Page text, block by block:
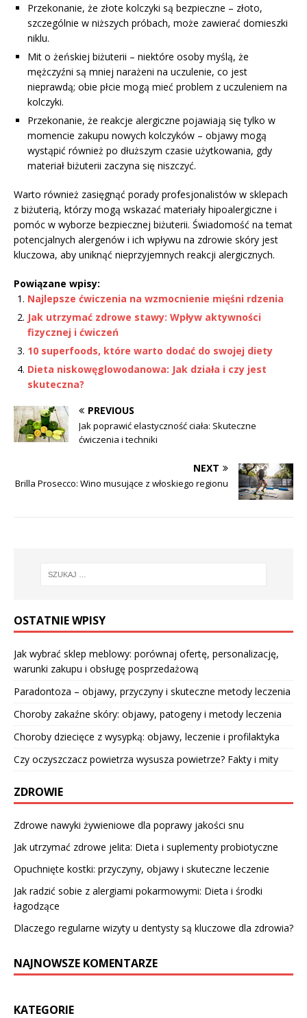
Przekonanie, że złote kolczyki są bezpieczne – złoto,
szczególnie w niższych próbach, może zawierać domieszki
niklu.
Mit o żeńskiej biżuterii – niektóre osoby myślą, że
mężczyźni są mniej narażeni na uczulenie, co jest
nieprawdą; obie płcie mogą mieć problem z uczuleniem na
kolczyki.
Przekonanie, że reakcje alergiczne pojawiają się tylko w
momencie zakupu nowych kolczyków – objawy mogą
wystąpić również po dłuższym czasie użytkowania, gdy
materiał biżuterii zaczyna się niszczyć.
Warto również zasięgnąć porady profesjonalistów w sklepach
z biżuterią, którzy mogą wskazać materiały hipoalergiczne i
pomóc w wyborze bezpiecznej biżuterii. Świadomość na temat
potencjalnych alergenów i ich wpływu na zdrowie skóry jest
kluczowa, aby uniknąć nieprzyjemnych reakcji alergicznych.
Powiązane wpisy:
Najlepsze ćwiczenia na wzmocnienie mięśni rdzenia
Jak utrzymać zdrowe stawy: Wpływ aktywności
fizycznej i ćwiczeń
10 superfoods, które warto dodać do swojej diety
Dieta niskowęglowodanowa: Jak działa i czy jest
skuteczna?
PREVIOUS
Jak poprawić elastyczność ciała: Skuteczne
ćwiczenia i techniki
NEXT
Brilla Prosecco: Wino musujące z włoskiego regionu
OSTATNIE WPISY
Jak wybrać sklep meblowy: porównaj ofertę, personalizację,
warunki zakupu i obsługę posprzedażową
Paradontoza – objawy, przyczyny i skuteczne metody leczenia
Choroby zakaźne skóry: objawy, patogeny i metody leczenia
Choroby dziecięce z wysypką: objawy, leczenie i profilaktyka
Czy oczyszczacz powietrza wysusza powietrze? Fakty i mity
ZDROWIE
Zdrowe nawyki żywieniowe dla poprawy jakości snu
Jak utrzymać zdrowe jelita: Dieta i suplementy probiotyczne
Opuchnięte kostki: przyczyny, objawy i skuteczne leczenie
Jak radzić sobie z alergiami pokarmowymi: Dieta i środki
łagodzące
Dlaczego regularne wizyty u dentysty są kluczowe dla zdrowia?
NAJNOWSZE KOMENTARZE
KATEGORIE